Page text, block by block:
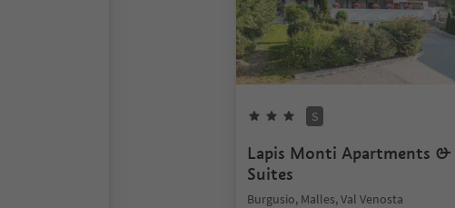
S
Lapis Monti Apartments &
Suites
Burgusio, Malles, Val Venosta